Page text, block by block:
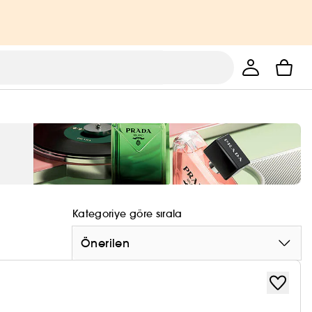
Kategoriye göre sırala
Önerilen